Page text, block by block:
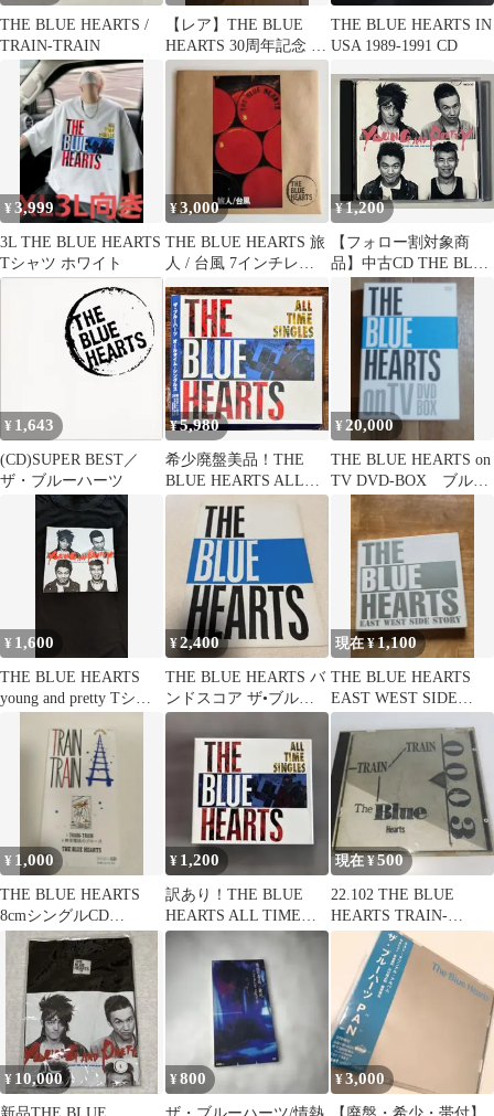
THE BLUE HEARTS /
TRAIN-TRAIN
【レア】THE BLUE
HEARTS 30周年記念 缶
バッジ＆ロブスターバ
THE BLUE HEARTS IN
USA 1989-1991 CD
¥3,999
3L THE BLUE HEARTS
Tシャツ ホワイト
¥3,000
THE BLUE HEARTS 旅
人 / 台風 7インチレコ
ード
¥1,200
【フォロー割対象商
品】中古CD THE BLUE
HEARTS『YOUNG
AND PRETTY』
¥ 1,643
(CD)SUPER BEST／
ザ・ブルーハーツ
¥5,980
希少廃盤美品！THE
BLUE HEARTS ALL
TIME SINGLES
¥ 20,000
THE BLUE HEARTS on
TV DVD-BOX ブルー
ハーツ
¥ 1,600
THE BLUE HEARTS
young and pretty Tシャ
¥2,400
THE BLUE HEARTS バ
ンドスコア ザ•ブルー
ハーツ
現在 ¥1,100
THE BLUE HEARTS
EAST WEST SIDE
STORY
¥ 1,000
THE BLUE HEARTS
8cmシングルCD
TRAIN-TRAIN
¥ 1,200
訳あり！THE BLUE
HEARTS ALL TIME
P.VIDEO
現在 ¥ 500
22.102 THE BLUE
HEARTS TRAIN-
TRAIN CD
¥ 10,000 ¥800 ¥3,000